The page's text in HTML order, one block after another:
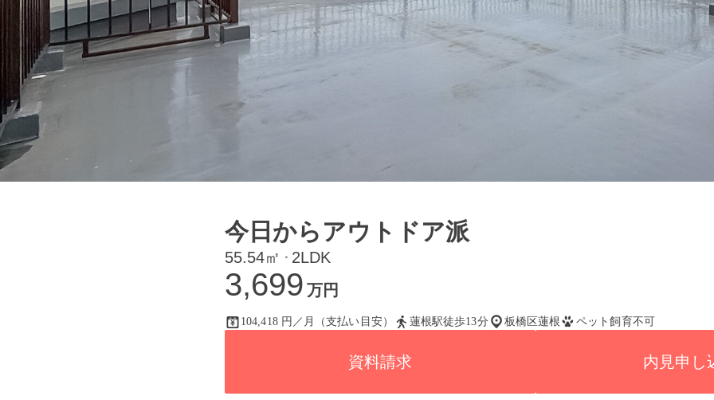
今日からアウトドア派
55.54㎡ ・ 2LDK
3,699 万円
104,418 円／月（支払い目安） 蓮根駅徒歩13分 板橋区蓮根 ペット飼育不可
資料請求 内見申し